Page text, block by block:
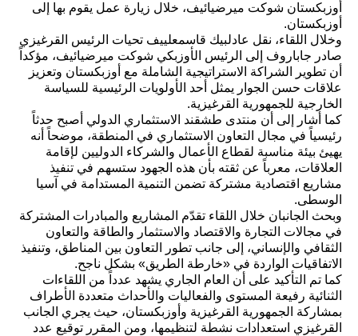
أوزبكستان شوكت ميرضيائيف، خلال زيارة عمل يقوم بها إلى
أوزبكستان.
وخلال اللقاء، نقل عادلبيك قاسمعلييف تحيات الرئيس القرغيزي
صادر جاباروف إلى الرئيس الأوزبكي شوكت ميرضيائيف، مؤكداً
أن تطوير الشراكة الاستراتيجية الشاملة مع أوزبكستان وتعزيز
علاقات حسن الجوار يمثل أحد الأولويات الرئيسية للسياسة
الخارجية للجمهورية القرغيزية.
كما أشار إلى أن منتدى طشقند الاستثماري الدولي أصبح حدثاً
رئيسياً في مجال التعاون الاستثماري في المنطقة، موضحاً أنه
يهيئ بيئة مناسبة لقطاع الأعمال والشركاء الدوليين لإقامة
العلاقات، معرباً عن ثقته بأن هذه الجهود ستسهم في تنفيذ
مشاريع اقتصادية مشتركة تضمن التنمية المستدامة في آسيا
الوسطى.
وبحث الجانبان خلال اللقاء تقدّم المشاريع والمبادرات المشتركة
في مجالات التجارة والاقتصاد والاستثمار والطاقة والتعاون
الثقافي والإنساني، إلى جانب تطور التعاون بين المناطق، وتنفيذ
الاتفاقيات الواردة في «خارطة الطريق» بشكل ناجح.
كما تم التأكيد على أن العام الجاري يشهد عدداً من اللقاءات
الثنائية رفيعة المستوى والفعاليات والأحداث متعددة الأطراف
بمشاركة الجمهورية القرغيزية وأوزبكستان، حيث يجري الجانب
القرغيزي استعدادات نشطة لتنظيمها، ومن المقرر توقيع عدد